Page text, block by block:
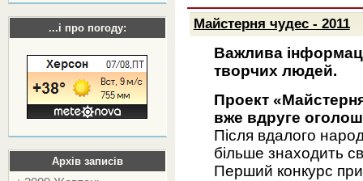
...і про погоду:
Архів записів
Майстерня чудес - 2011
Важлива
творчих людей.
Проект
вже вдруге
Після вдалого
більше знаходить
Перший конкурс